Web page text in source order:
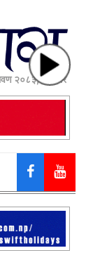
२०८३, शनिबार